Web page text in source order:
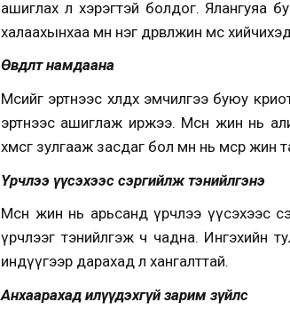
ашиглах л хэрэгтэй болдог. Ялангуяа
халаахынхаа өмнө нэг дөрвөлжин мөс
Өвдөлт намдаана
Мөсийг эртнээс хөлдөөх эмчилгээ буюу
эртнээс ашиглаж иржээ. Мөсөн жин нь
хөмсгөө зулгааж засдаг бол өмнө нь мөсөөр
Үрчлээ үүсэхээс сэргийлж тэнийлгэнэ
Мөсөн жин нь арьсанд үрчлээ үүсэхээс
үрчлээг тэнийлгэж ч чадна. Ингэхийн
индүүгээр дарахад л хангалттай.
Анхаарахад илүүдэхгүй зарим зүйлс